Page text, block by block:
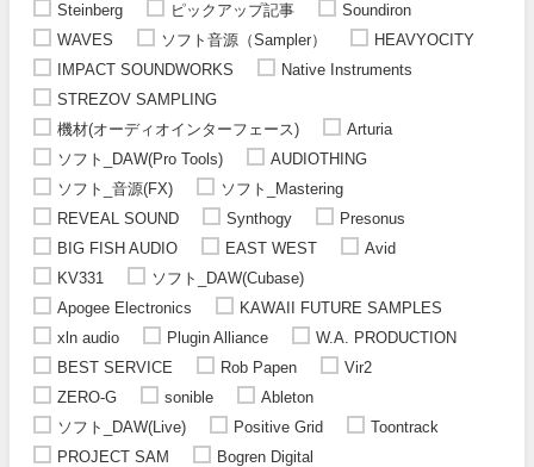
Steinberg ピックアップ記事
Soundiron
WAVES
ソフト音源（Sampler）
HEAVYOCITY
IMPACT SOUNDWORKS
Native Instruments
STREZOV SAMPLING
機材(オーディオインターフェース)
Arturia
ソフト_DAW(Pro Tools)
AUDIOTHING
ソフト_音源(FX)
ソフト_Mastering
REVEAL SOUND
Synthogy
Presonus
BIG FISH AUDIO
EAST WEST
Avid
KV331
ソフト_DAW(Cubase)
Apogee Electronics
KAWAII FUTURE SAMPLES
xln audio
Plugin Alliance
W.A. PRODUCTION
BEST SERVICE
Rob Papen
Vir2
ZERO-G
sonible
Ableton
ソフト_DAW(Live)
Positive Grid
Toontrack
PROJECT SAM
Bogren Digital